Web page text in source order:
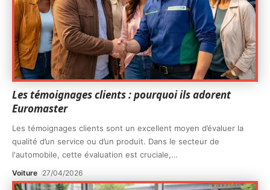
Les témoignages clients : pourquoi ils adorent
Euromaster
Les témoignages clients sont un excellent moyen d’évaluer la
qualité d’un service ou d’un produit. Dans le secteur de
l'automobile, cette évaluation est cruciale,…
Voiture 27/04/2026